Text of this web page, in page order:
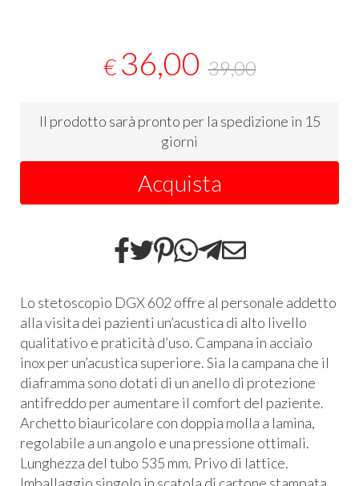
€ 36,00 39,00
Il prodotto sarà pronto per la spedizione in 15
giorni
Acquista
Lo stetoscopio DGX602 offre al personale addetto
alla visita dei pazienti un’acustica di alto livello
qualitativo e praticità d’uso. Campana in acciaio
inox per un’acustica superiore. Sia la campana che il
diaframma sono dotati di un anello di protezione
antifreddo per aumentare il comfort del paziente.
Archetto biauricolare con doppia molla a lamina,
regolabile a un angolo e una pressione ottimali.
Lunghezza del tubo 535 mm. Privo di lattice.